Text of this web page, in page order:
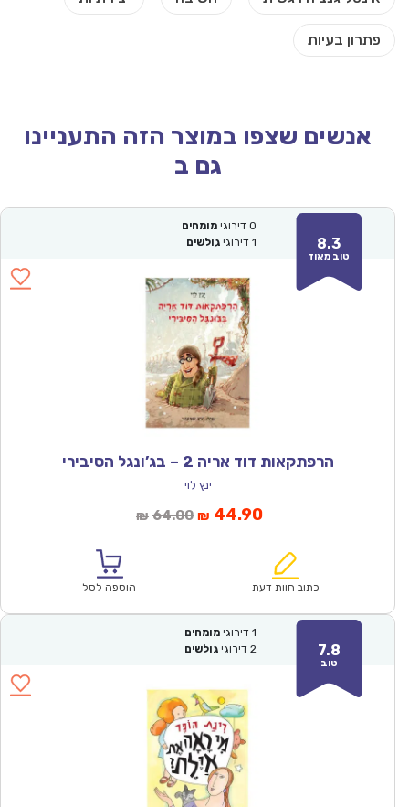
אנשים שצפו במוצר הזה התעניינו
גם ב
8.3
טוב מאוד
0 דירוגי מומחים
1 דירוגי גולשים
הרפתקאות דוד אריה 2 – בג’ונגל הסיבירי
ינץ לוי
₪ 64.00המחיר
₪64.00.
₪ 44.90המחיר
הוא:
כתוב חוות דעת הוספה לסל
7.8
טוב
1 דירוגי מומחים
2 דירוגי גולשים